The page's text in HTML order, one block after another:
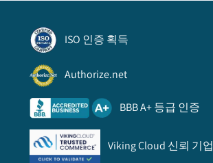
ISO 인증 획득
Authorize.net
BBB A+ 등급 인증
Viking Cloud 신뢰 기업